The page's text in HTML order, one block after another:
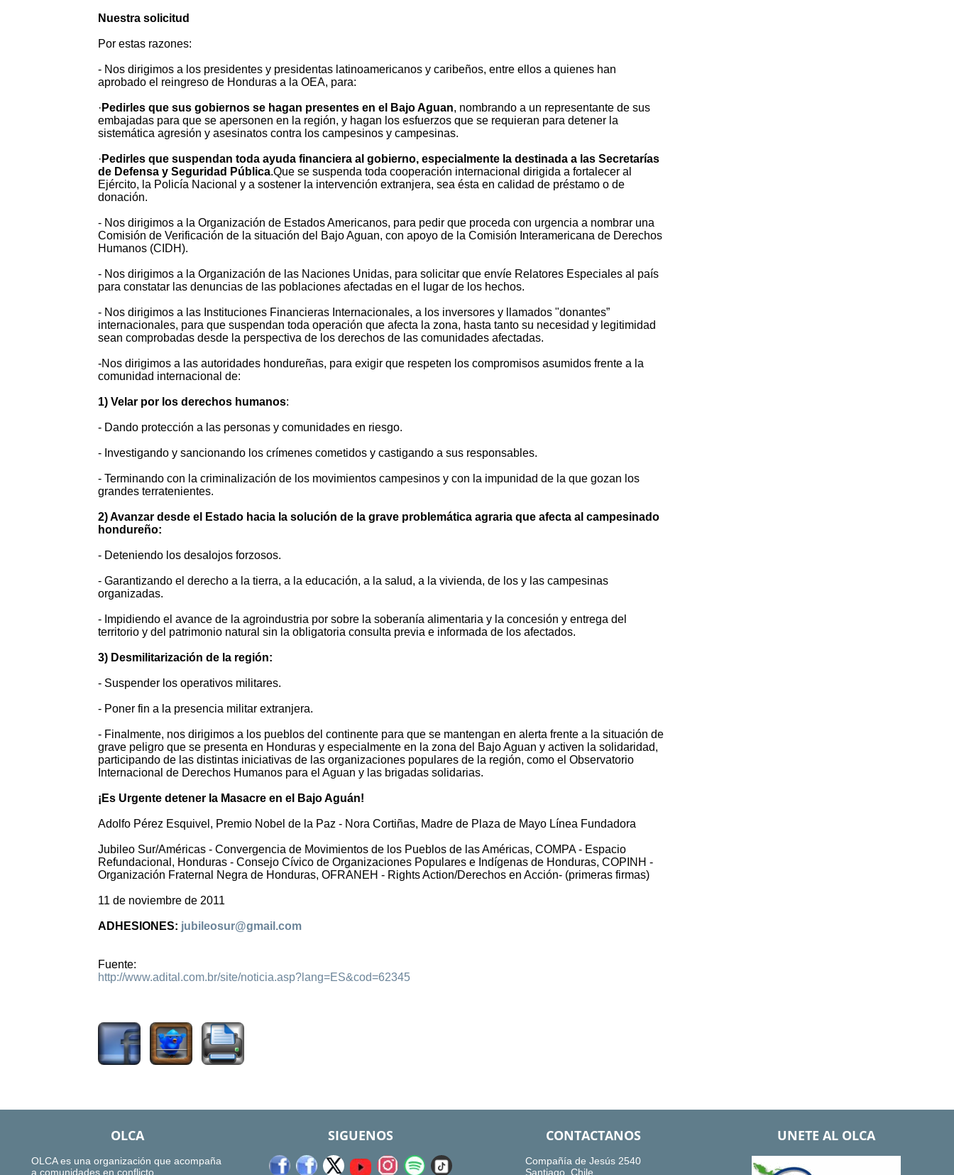
Nuestra solicitud
Por estas razones:
- Nos dirigimos a los presidentes y presidentas latinoamericanos y caribeños, entre ellos a quienes han
aprobado el reingreso de Honduras a la OEA, para:
· Pedirles que sus gobiernos se hagan presentes en el Bajo Aguan, nombrando a un representante de sus
embajadas para que se apersonen en la región, y hagan los esfuerzos que se requieran para detener la
sistemática agresión y asesinatos contra los campesinos y campesinas.
· Pedirles que suspendan toda ayuda financiera al gobierno, especialmente la destinada a las Secretarías
de Defensa y Seguridad Pública.Que se suspenda toda cooperación internacional dirigida a fortalecer al
Ejército, la Policía Nacional y a sostener la intervención extranjera, sea ésta en calidad de préstamo o de
donación.
- Nos dirigimos a la Organización de Estados Americanos, para pedir que proceda con urgencia a nombrar una
Comisión de Verificación de la situación del Bajo Aguan, con apoyo de la Comisión Interamericana de Derechos
Humanos (CIDH).
- Nos dirigimos a la Organización de las Naciones Unidas, para solicitar que envíe Relatores Especiales al país
para constatar las denuncias de las poblaciones afectadas en el lugar de los hechos.
- Nos dirigimos a las Instituciones Financieras Internacionales, a los inversores y llamados "donantes”
internacionales, para que suspendan toda operación que afecta la zona, hasta tanto su necesidad y legitimidad
sean comprobadas desde la perspectiva de los derechos de las comunidades afectadas.
-Nos dirigimos a las autoridades hondureñas, para exigir que respeten los compromisos asumidos frente a la
comunidad internacional de:
1) Velar por los derechos humanos:
- Dando protección a las personas y comunidades en riesgo.
- Investigando y sancionando los crímenes cometidos y castigando a sus responsables.
- Terminando con la criminalización de los movimientos campesinos y con la impunidad de la que gozan los
grandes terratenientes.
2) Avanzar desde el Estado hacia la solución de la grave problemática agraria que afecta al campesinado
hondureño:
- Deteniendo los desalojos forzosos.
- Garantizando el derecho a la tierra, a la educación, a la salud, a la vivienda, de los y las campesinas
organizadas.
- Impidiendo el avance de la agroindustria por sobre la soberanía alimentaria y la concesión y entrega del
territorio y del patrimonio natural sin la obligatoria consulta previa e informada de los afectados.
3) Desmilitarización de la región:
- Suspender los operativos militares.
- Poner fin a la presencia militar extranjera.
- Finalmente, nos dirigimos a los pueblos del continente para que se mantengan en alerta frente a la situación de
grave peligro que se presenta en Honduras y especialmente en la zona del Bajo Aguan y activen la solidaridad,
participando de las distintas iniciativas de las organizaciones populares de la región, como el Observatorio
Internacional de Derechos Humanos para el Aguan y las brigadas solidarias.
¡Es Urgente detener la Masacre en el Bajo Aguán!
Adolfo Pérez Esquivel, Premio Nobel de la Paz - Nora Cortiñas, Madre de Plaza de Mayo Línea Fundadora
Jubileo Sur/Américas - Convergencia de Movimientos de los Pueblos de las Américas, COMPA - Espacio
Refundacional, Honduras - Consejo Cívico de Organizaciones Populares e Indígenas de Honduras, COPINH -
Organización Fraternal Negra de Honduras, OFRANEH - Rights Action/Derechos en Acción- (primeras firmas)
11 de noviembre de 2011
ADHESIONES: jubileosur@gmail.com
Fuente:
http://www.adital.com.br/site/noticia.asp?lang=ES&cod=62345
OLCA
OLCA es una organización que acompaña
a comunidades en conflicto
SIGUENOS CONTACTANOS
Compañía de Jesús 2540
Santiago, Chile.
UNETE AL OLCA